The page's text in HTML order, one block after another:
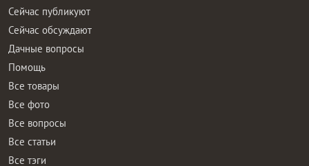
Сейчас публикуют
Сейчас обсуждают
Дачные вопросы
Помощь
Все товары
Все фото
Все вопросы
Все статьи
Все тэги